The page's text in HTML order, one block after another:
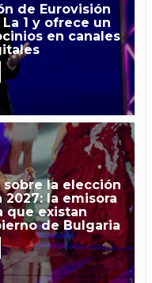
de Eurovisión
1 y ofrece un
en canales
la elección
la emisora
que existan
de Bulgaria